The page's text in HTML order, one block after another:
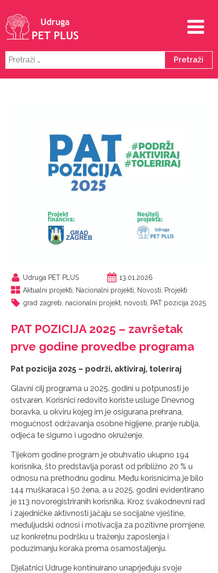
Pretraži:
Udruga PET PLUS
13.01.2026
Aktualni projekti
Nacionalni projekti Novosti
Projekti
grad zagreb nacionalni projekt novosti PAT pozicija 2025
PAT POZICIJA 2025 – završetak
prve godine provedbe programa
Pat pozicija 2025 – podrži, aktiviraj, toleriraj
Glavni cilj programa u 2025. godini u potpunosti je
ostvaren. Korisnici redovito koriste usluge Dnevnog
boravka, u okviru kojeg im je osigurana prehrana,
mogućnost održavanja osobne higijene, pranje rublja,
odjeća te sigurno i ugodno okruženje.
Tijekom godine program je obuhvatio ukupno 194
korisnika, što predstavlja porast od približno 20 % u
odnosu na prethodnu godinu. Među korisnicima je bilo
144 muškaraca i 50 žena, a u 2025. godini evidentirano
je 113 novoregistriranih korisnika. Kroz svakodnevni rad
i zajedničke aktivnosti jačaju se socijalne vještine,
međuljudski odnosi i motivacija za pozitivne promjene,
uz konkretnu podršku u traženju zaposlenja i
poduzimanju koraka prema osamostaljenju.
Djelatnici Udruge kontinuirano unaprjeđuju svoje